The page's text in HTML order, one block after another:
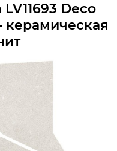
Deco
керамическая